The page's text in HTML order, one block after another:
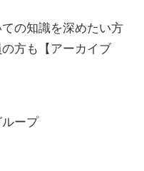
の知識を深めたい方
方も【アーカイブ
ープ